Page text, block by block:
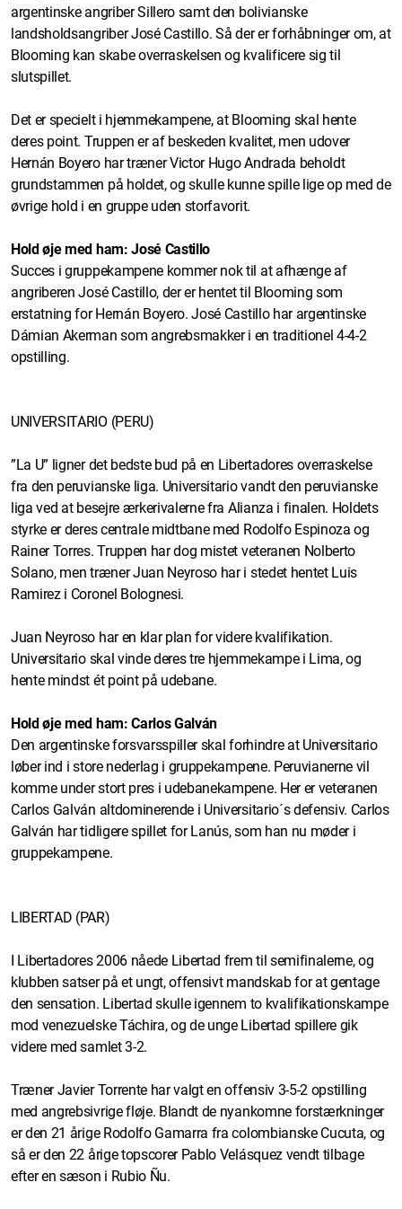
argentinske angriber Sillero samt den bolivianske
landsholdsangriber José Castillo. Så der er forhåbninger om, at
Blooming kan skabe overraskelsen og kvalificere sig til
slutspillet.
Det er specielt i hjemmekampene, at Blooming skal hente
deres point. Truppen er af beskeden kvalitet, men udover
Hernán Boyero har træner Victor Hugo Andrada beholdt
grundstammen på holdet, og skulle kunne spille lige op med de
øvrige hold i en gruppe uden storfavorit.
Hold øje med ham: José Castillo
Succes i gruppekampene kommer nok til at afhænge af
angriberen José Castillo, der er hentet til Blooming som
erstatning for Hernán Boyero. José Castillo har argentinske
Dámian Akerman som angrebsmakker i en traditionel 4-4-2
opstilling.
UNIVERSITARIO (PERU)
”La U” ligner det bedste bud på en Libertadores overraskelse
fra den peruvianske liga. Universitario vandt den peruvianske
liga ved at besejre ærkerivalerne fra Alianza i finalen. Holdets
styrke er deres centrale midtbane med Rodolfo Espinoza og
Rainer Torres. Truppen har dog mistet veteranen Nolberto
Solano, men træner Juan Neyroso har i stedet hentet Luis
Ramirez i Coronel Bolognesi.
Juan Neyroso har en klar plan for videre kvalifikation.
Universitario skal vinde deres tre hjemmekampe i Lima, og
hente mindst ét point på udebane.
Hold øje med ham: Carlos Galván
Den argentinske forsvarsspiller skal forhindre at Universitario
løber ind i store nederlag i gruppekampene. Peruvianerne vil
komme under stort pres i udebanekampene. Her er veteranen
Carlos Galván altdominerende i Universitario´s defensiv. Carlos
Galván har tidligere spillet for Lanús, som han nu møder i
gruppekampene.
LIBERTAD (PAR)
I Libertadores 2006 nåede Libertad frem til semifinalerne, og
klubben satser på et ungt, offensivt mandskab for at gentage
den sensation. Libertad skulle igennem to kvalifikationskampe
mod venezuelske Táchira, og de unge Libertad spillere gik
videre med samlet 3-2.
Træner Javier Torrente har valgt en offensiv 3-5-2 opstilling
med angrebsivrige fløje. Blandt de nyankomne forstærkninger
er den 21 årige Rodolfo Gamarra fra colombianske Cucuta, og
så er den 22 årige topscorer Pablo Velásquez vendt tilbage
efter en sæson i Rubio Ñu.